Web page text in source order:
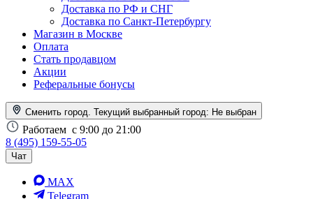
Доставка по РФ и СНГ
Доставка по Санкт-Петербургу
Магазин в Москве
Оплата
Стать продавцом
Акции
Реферальные бонусы
Сменить город. Текущий выбранный город: Не выбран
Работаем с 9:00 до 21:00
8 (495) 159-55-05
Чат
MAX
Telegram